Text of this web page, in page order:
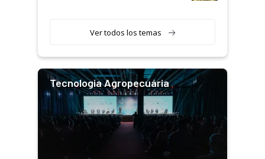
Ver todos los temas
Tecnologia Agropecuária